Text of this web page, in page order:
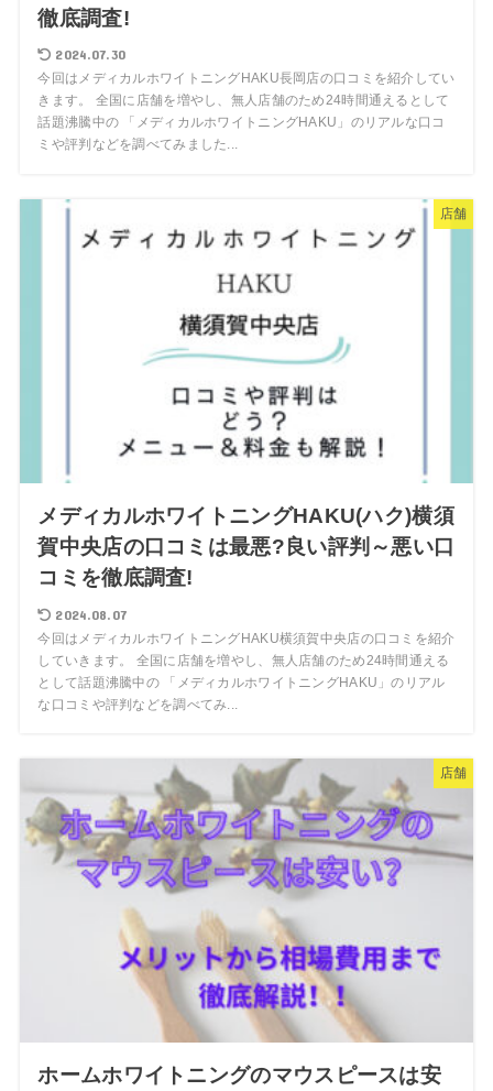
徹底調査!
2024.07.30
今回はメディカルホワイトニングHAKU長岡店の口コミを紹介してい
きます。 全国に店舗を増やし、無人店舗のため24時間通えるとして
話題沸騰中の 「メディカルホワイトニングHAKU」のリアルな口コ
ミや評判などを調べてみました...
店舗
メディカルホワイトニングHAKU(ハク)横須
賀中央店の口コミは最悪?良い評判～悪い口
コミを徹底調査!
2024.08.07
今回はメディカルホワイトニングHAKU横須賀中央店の口コミを紹介
していきます。 全国に店舗を増やし、無人店舗のため24時間通える
として話題沸騰中の 「メディカルホワイトニングHAKU」のリアル
な口コミや評判などを調べてみ...
店舗
ホームホワイトニングのマウスピースは安